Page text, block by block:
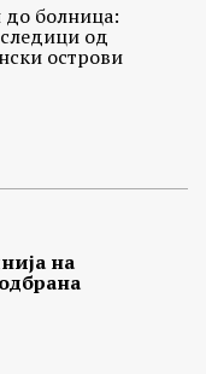
болница:
од
острови
на